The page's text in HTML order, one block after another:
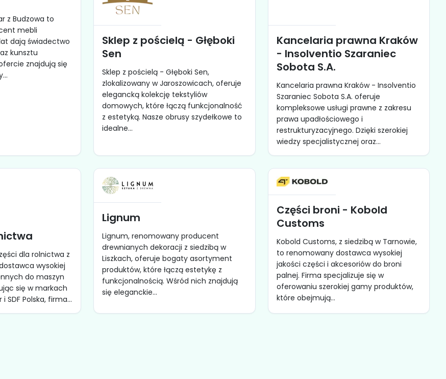
z Budzowa to
mebli
dają świadectwo
kunsztu
znajdują się
Sklep z pościelą - Głęboki
Sen
Sklep z pościelą - Głęboki Sen,
zlokalizowany w Jaroszowicach, oferuje
elegancką kolekcję tekstyliów
domowych, które łączą funkcjonalność
z estetyką. Nasze obrusy szydełkowe to
idealne...
Kancelaria prawna Kraków
- Insolventio Szaraniec
Sobota S.A.
Kancelaria prawna Kraków - Insolventio
Szaraniec Sobota S.A. oferuje
kompleksowe usługi prawne z zakresu
prawa upadłościowego i
restrukturyzacyjnego. Dzięki szerokiej
wiedzy specjalistycznej oraz...
dla rolnictwa z
wysokiej
do maszyn
się w markach
SDF Polska, firma...
Lignum
Lignum, renomowany producent
drewnianych dekoracji z siedzibą w
Liszkach, oferuje bogaty asortyment
produktów, które łączą estetykę z
funkcjonalnością. Wśród nich znajdują
się eleganckie...
Części broni - Kobold
Customs
Kobold Customs, z siedzibą w Tarnowie,
to renomowany dostawca wysokiej
jakości części i akcesoriów do broni
palnej. Firma specjalizuje się w
oferowaniu szerokiej gamy produktów,
które obejmują...